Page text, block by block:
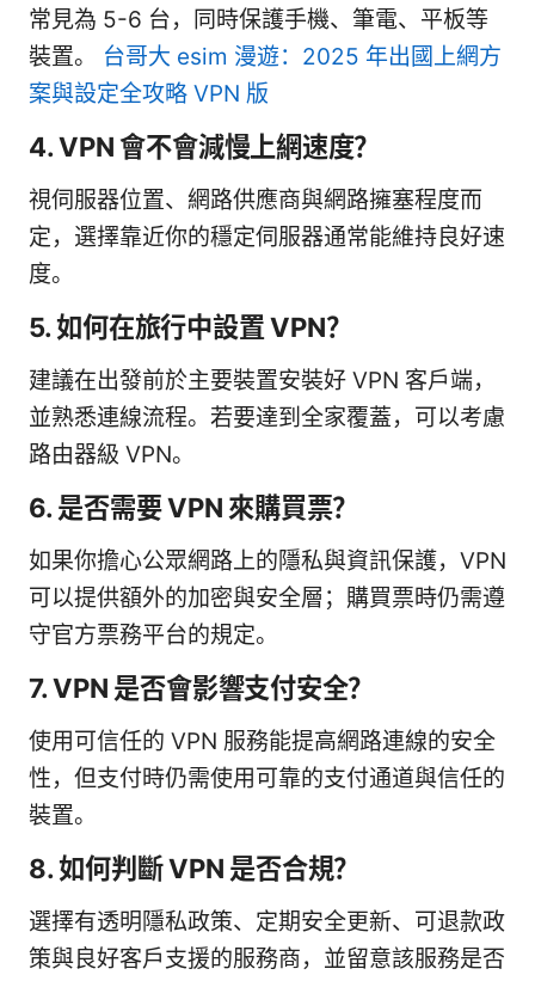
常見為 5-6 台，同時保護手機、筆電、平板等
裝置。 台哥大 esim 漫遊：2025 年出國上網方
案與設定全攻略 VPN 版
4. VPN 會不會減慢上網速度？
視伺服器位置、網路供應商與網路擁塞程度而
定，選擇靠近你的穩定伺服器通常能維持良好速
度。
5. 如何在旅行中設置 VPN？
建議在出發前於主要裝置安裝好 VPN 客戶端，
並熟悉連線流程。若要達到全家覆蓋，可以考慮
路由器級 VPN。
6. 是否需要 VPN 來購買票？
如果你擔心公眾網路上的隱私與資訊保護，VPN
可以提供額外的加密與安全層；購買票時仍需遵
守官方票務平台的規定。
7. VPN 是否會影響支付安全？
使用可信任的 VPN 服務能提高網路連線的安全
性，但支付時仍需使用可靠的支付通道與信任的
裝置。
8. 如何判斷 VPN 是否合規？
選擇有透明隱私政策、定期安全更新、可退款政
策與良好客戶支援的服務商，並留意該服務是否